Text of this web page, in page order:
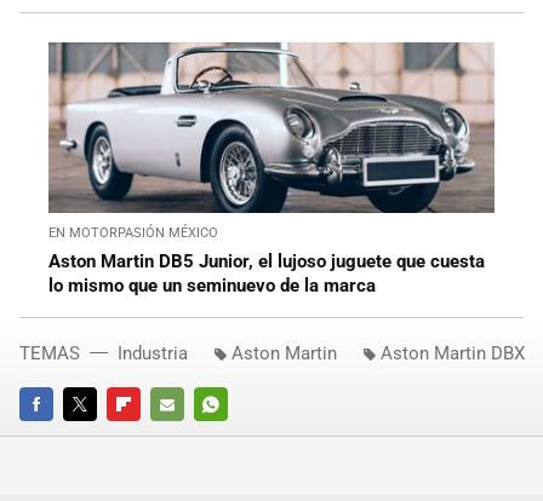
EN MOTORPASIÓN MÉXICO
Aston Martin DB5 Junior, el lujoso juguete que cuesta
lo mismo que un seminuevo de la marca
FACEBOOKTWITTERFLIPBOARD
E-
WHATSAPP
TEMAS Industria Aston Martin Aston Martin DBX